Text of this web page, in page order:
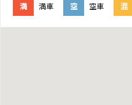
満 満車 空 空車 混